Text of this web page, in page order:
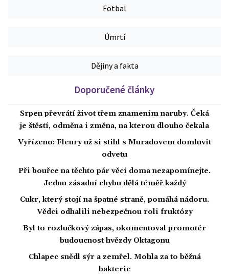
Fotbal
Úmrtí
Dějiny a fakta
Doporučené články
Srpen převrátí život třem znamením naruby. Čeká
je štěstí, odměna i změna, na kterou dlouho čekala
Vyřízeno: Fleury už si stihl s Muradovem domluvit
odvetu
Při bouřce na těchto pár věcí doma nezapomínejte.
Jednu zásadní chybu dělá téměř každý
Cukr, který stojí na špatné straně, pomáhá nádoru.
Vědci odhalili nebezpečnou roli fruktózy
Byl to rozlučkový zápas, okomentoval promotér
budoucnost hvězdy Oktagonu
Chlapec snědl sýr a zemřel. Mohla za to běžná
bakterie